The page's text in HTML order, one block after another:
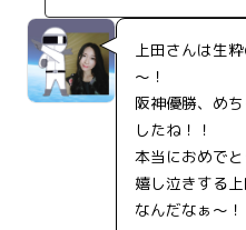
上田さんは生
～！
阪神優勝、め
したね！！
本当におめで
嬉し泣きする
なんだなぁ～！